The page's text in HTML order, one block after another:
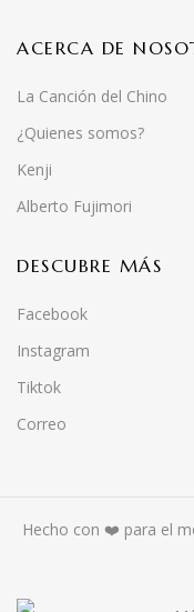
ACERCA DE
La Canción del Chino
¿Quienes somos?
Kenji
Alberto Fujimori
DESCUBRE MÁS
Facebook
Instagram
Tiktok
Correo
Hecho con ❤️ para el